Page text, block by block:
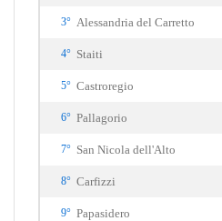
3° Alessandria del Carretto
4° Staiti
5° Castroregio
6° Pallagorio
7° San Nicola dell'Alto
8° Carfizzi
9° Papasidero